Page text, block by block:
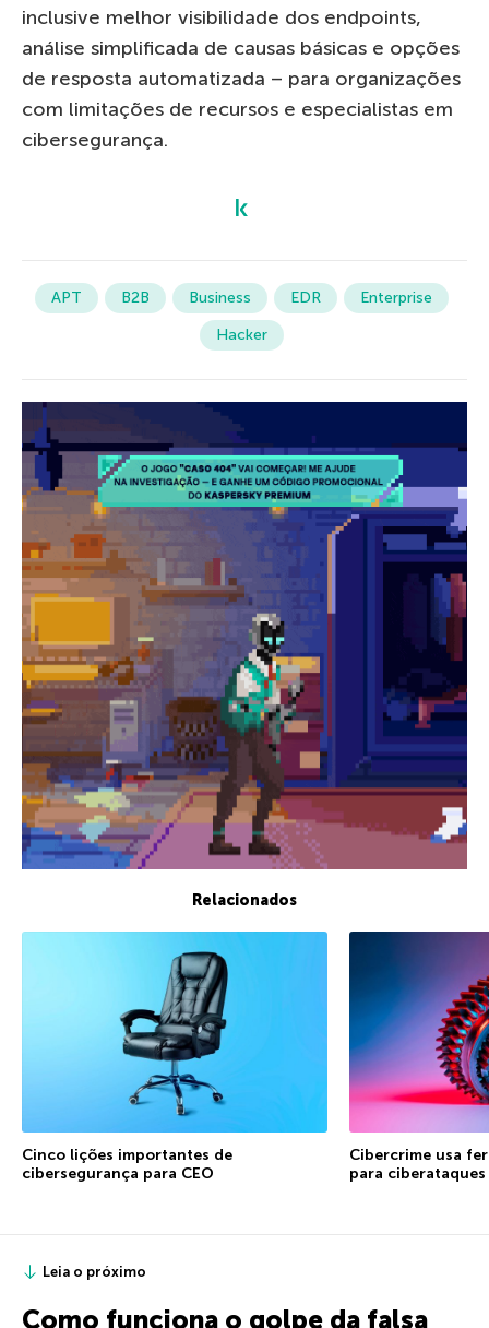
inclusive melhor visibilidade dos endpoints,
análise simplificada de causas básicas e opções
de resposta automatizada – para organizações
com limitações de recursos e especialistas em
cibersegurança.
APT B2B Business EDR
Enterprise
Hacker
Relacionados
Cinco lições importantes de
cibersegurança para CEO
Cibercrime usa
para ciberataques
Leia o próximo
Como funciona o golpe da falsa